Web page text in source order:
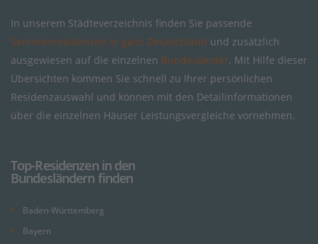
In unserem Städteverzeichnis finden Sie passende
Seniorenresidenzen in ganz Deutschland und zusätzlich
ausgewiesen auf die einzelnen Bundesländer. Mit Hilfe dieser
Übersichten kommen Sie schnell zu Ihrer persönlichen
Residenzauswahl und können mit den Detailinformationen
über die einzelnen Häuser Leistungsvergleiche vornehmen.
Top-Residenzen in den
Bundesländern finden
Baden-Württemberg
Bayern